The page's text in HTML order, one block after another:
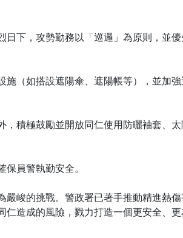
下，攻勢勤務以「巡邏」為原則，並
（如搭設遮陽傘、遮陽帳等），並加
積極鼓勵並開放同仁使用防曬袖套、
員警執勤安全。
峻的挑戰。警政署已著手推動精進熱傷
造成的風險，戮力打造一個更安全、